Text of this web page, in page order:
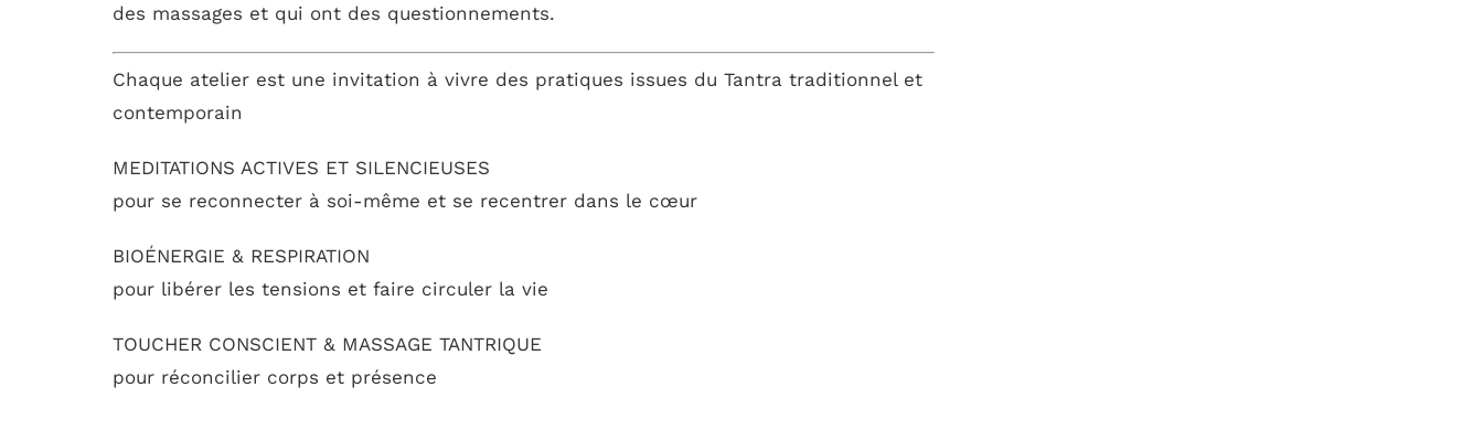
des massages et qui ont des questionnements.
Chaque atelier est une invitation à vivre des pratiques issues du Tantra traditionnel et
contemporain
MEDITATIONS ACTIVES ET SILENCIEUSES
pour se reconnecter à soi-même et se recentrer dans le cœur
BIOÉNERGIE & RESPIRATION
pour libérer les tensions et faire circuler la vie
TOUCHER CONSCIENT & MASSAGE TANTRIQUE
pour réconcilier corps et présence